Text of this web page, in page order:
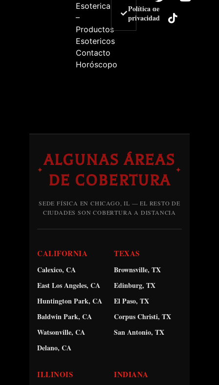
Esoterica
–
Productos
Esotericos
Contacto
Horóscopo
Política de
privacidad
✦
ALGUNAS ÁREAS
DE COBERTURA
✦
SEDE FÍSICA EN CHICAGO, IL — EL RESTO DE
CIUDADES SON COBERTURA A DISTANCIA
CALIFORNIA
Calexico, CA
East Los Angeles, CA
Huntington Park, CA
Baldwin Park, CA
Watsonville, CA
Delano, CA
TEXAS
Brownsville, TX
Edinburg, TX
El Paso, TX
Corpus Christi, TX
San Antonio, TX
ILLINOIS INDIANA